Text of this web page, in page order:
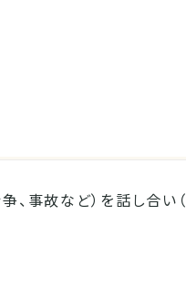
事故など）を話し合い